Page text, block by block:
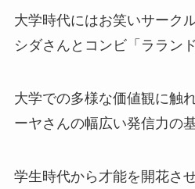
大学時代にはお笑いサーク
シダさんとコンビ「ララン
大学での多様な価値観に触
ーヤさんの幅広い発信力の
学生時代から才能を開花さ